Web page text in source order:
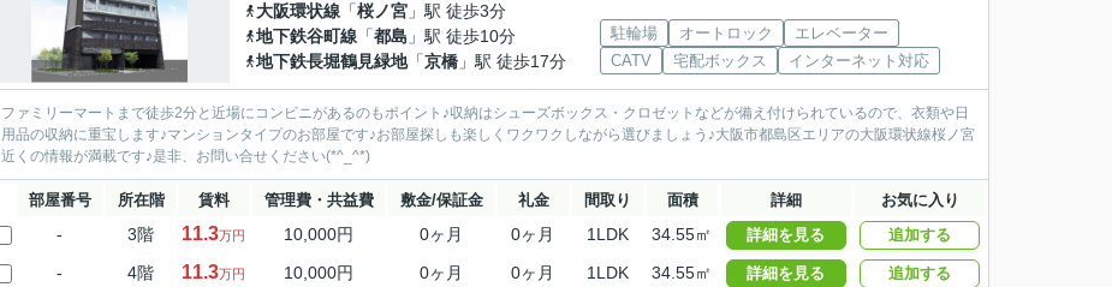
大阪環状線 「桜ノ宮 」駅 徒歩3分
地下鉄谷町線 「都島 」駅 徒歩10分
地下鉄長堀鶴見緑地「京橋 」駅 徒歩17分
駐輪場 オートロック
エレベーター
CATV
宅配ボックス インターネット対応
ファミリーマートまで徒歩2分と近場にコンビニがあるのもポイント♪収納はシューズボックス・クロゼットなどが備え付けられているので、衣類や日
用品の収納に重宝します♪マンションタイプのお部屋です♪お部屋探しも楽しくワクワクしながら選びましょう♪大阪市都島区エリアの大阪環状線桜ノ宮
近くの情報が満載です♪是非、お問い合せください(*^_^*)
部屋番号 所在階 賃料 管理費・共益費 敷金/保証金 礼金 間取り 面積 詳細 お気に入り
- 3階 11.3万円 10,000円 0ヶ月 0ヶ月 1LDK 34.55㎡ 詳細を見る 追加する
- 4階 11.3万円 10,000円 0ヶ月 0ヶ月 1LDK 34.55㎡ 詳細を見る 追加する